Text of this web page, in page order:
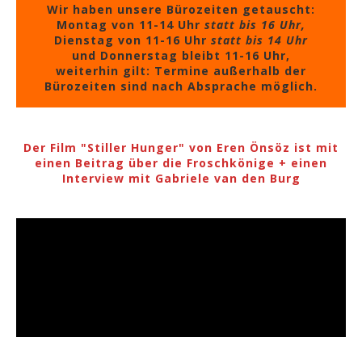
Wir haben unsere Bürozeiten getauscht:
Montag von 11-14 Uhr statt bis 16 Uhr,
Dienstag von 11-16 Uhr statt bis 14 Uhr
und Donnerstag bleibt 11-16 Uhr,
weiterhin gilt: Termine außerhalb der
Bürozeiten sind nach Absprache möglich.
Der Film "Stiller Hunger" von Eren Önsöz ist mit
einen Beitrag über die Froschkönige + einen
Interview mit Gabriele van den Burg